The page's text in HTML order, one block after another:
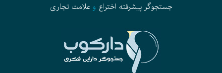
جستجوگر پیشرفته اختراع وعلامت تجاری